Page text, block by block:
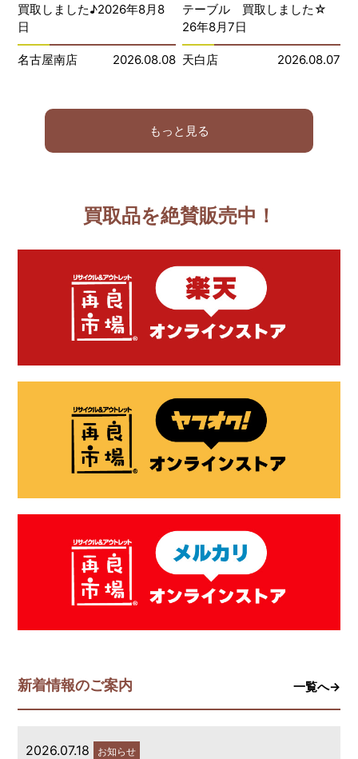
買取しました♪2026年8月8
日
名古屋南店 2026.08.08
テーブル 買取しました☆
26年8月7日
天白店 2026.08.07
もっと見る
買取品を絶賛販売中！
新着情報のご案内 一覧へ→
2026.07.18 お知らせ